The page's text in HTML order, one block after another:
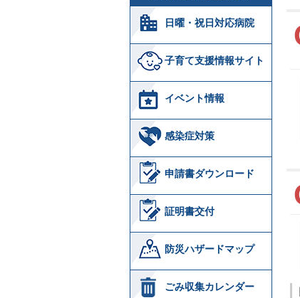
日曜・祝日対応病院
子育て支援情報サイト
イベント情報
感染症対策
申請書ダウンロード
証明書交付
防災ハザードマップ
ごみ収集カレンダー